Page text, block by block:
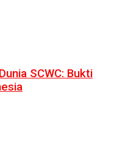
SCWC: Bukti